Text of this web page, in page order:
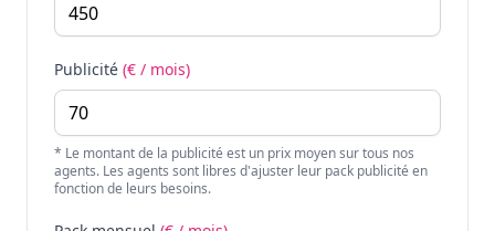
Publicité (€ / mois)
* Le montant de la publicité est un prix moyen sur tous nos
agents. Les agents sont libres d'ajuster leur pack publicité en
fonction de leurs besoins.